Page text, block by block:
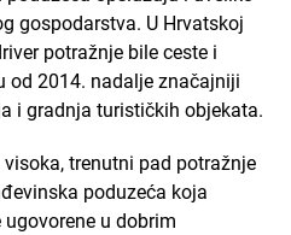
gospodarstva. U Hrvatskoj
potražnje bile ceste i
od 2014. nadalje značajniji
i gradnja turističkih objekata.
trenutni pad potražnje
poduzeća koja
u dobrim